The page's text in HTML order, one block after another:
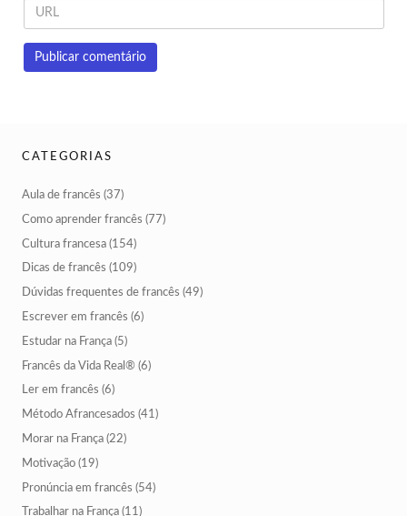
CATEGORIAS
Aula de francês (37)
Como aprender francês (77)
Cultura francesa (154)
Dicas de francês (109)
Dúvidas frequentes de francês (49)
Escrever em francês (6)
Estudar na França (5)
Francês da Vida Real® (6)
Ler em francês (6)
Método Afrancesados (41)
Morar na França (22)
Motivação (19)
Pronúncia em francês (54)
Trabalhar na França (11)